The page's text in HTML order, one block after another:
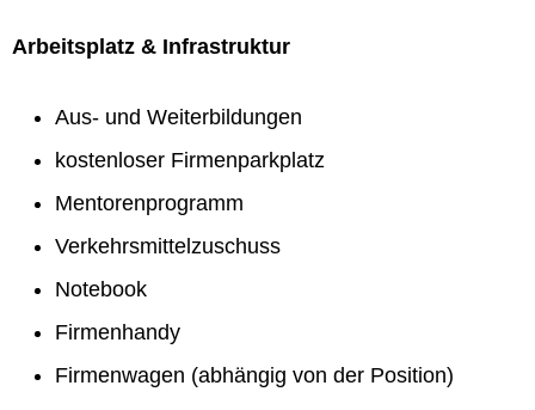
Arbeitsplatz & Infrastruktur
Aus- und Weiterbildungen
kostenloser Firmenparkplatz
Mentorenprogramm
Verkehrsmittelzuschuss
Notebook
Firmenhandy
Firmenwagen (abhängig von der Position)